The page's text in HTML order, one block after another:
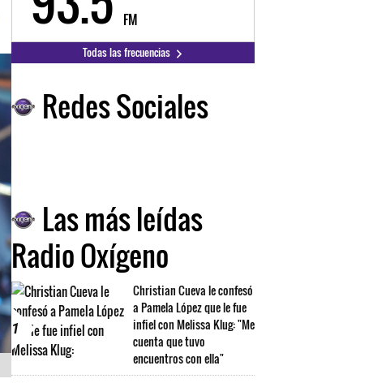
FM
Todas las frecuencias
Redes Sociales
Las más leídas
Radio Oxígeno
1
Christian Cueva le confesó
a Pamela López que le fue
infiel con Melissa Klug: "Me
cuenta que tuvo
encuentros con ella"